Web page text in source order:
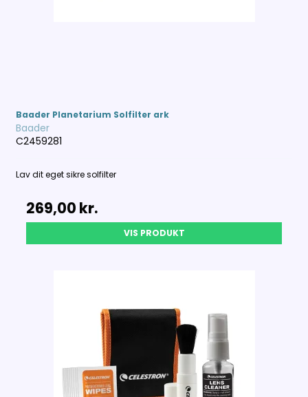
Baader Planetarium Solfilter ark
Baader
C2459281
Lav dit eget sikre solfilter
269,00 kr.
VIS PRODUKT